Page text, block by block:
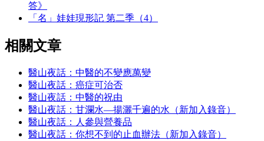
答》
「名」娃娃現形記 第二季（4）
相關文章
醫山夜話：中醫的不變應萬變
醫山夜話：癌症可治否
醫山夜話：中醫的祝由
醫山夜話：甘瀾水―揚灑千遍的水（新加入錄音）
醫山夜話：人參與營養品
醫山夜話：你想不到的止血辦法（新加入錄音）